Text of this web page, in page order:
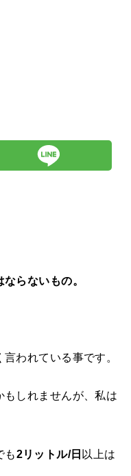
らないもの。
われている事です。
もしれませんが、私は
も2リットル/日以上は